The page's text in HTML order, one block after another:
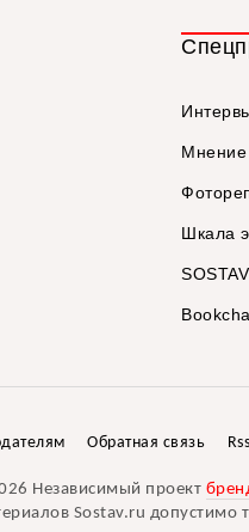
Шкала
Обратная связь Rss
Независимый проект
Sostav.ru допустимо